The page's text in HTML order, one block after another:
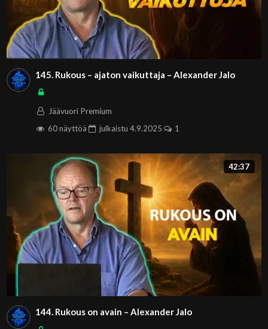
145. Rukous – ajaton vaikuttaja – Alexander Jalo
Jäävuori Premium
60 näyttöä
julkaistu4.9.2025 1
42:37
144. Rukous on avain – Alexander Jalo